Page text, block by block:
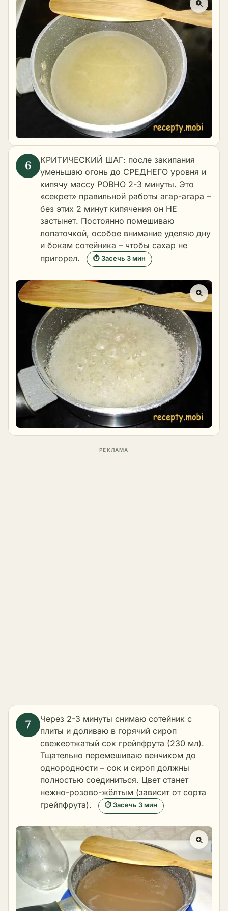
КРИТИЧЕСКИЙ ШАГ: после закипания
уменьшаю огонь до СРЕДНЕГО уровня и
кипячу массу РОВНО 2-3 минуты. Это
«секрет» правильной работы агар-агара –
без этих 2 минут кипячения он НЕ
застынет. Постоянно помешиваю
лопаточкой, особое внимание уделяю дну
и бокам сотейника – чтобы сахар не
пригорел.
⏱ Засечь 3 мин
Через 2-3 минуты снимаю сотейник с
плиты и доливаю в горячий сироп
свежеотжатый сок грейпфрута (230 мл).
Тщательно перемешиваю венчиком до
однородности – сок и сироп должны
полностью соединиться. Цвет станет
нежно-розово-жёлтым (зависит от сорта
грейпфрута).
⏱ Засечь 3 мин